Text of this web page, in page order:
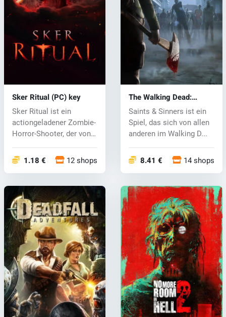
Sker Ritual (PC) key
Sker Ritual ist ein
actiongeladener Zombie-
Horror-Shooter, der von
1.18 € 12 shops
The Walking Dead:
Saints & Sinners (PC)
key
Saints & Sinners ist ein
Spiel, das sich von allen
anderen im Walking D...
8.41 € 14 shops